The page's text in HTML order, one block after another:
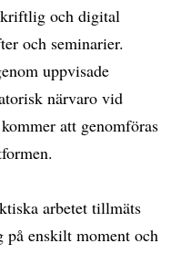
och digital
och seminarier.
uppvisade
närvaro vid
att genomföras
arbetet tillmäts
på enskilt moment och